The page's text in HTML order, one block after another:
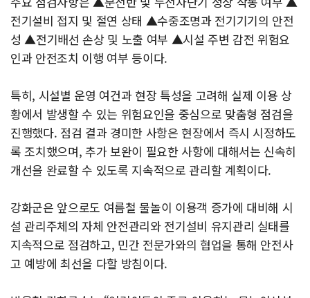
전기설비 접지 및 절연 상태 ▲수중조명과 전기기기의 안전
성 ▲전기배선 손상 및 노출 여부 ▲시설 주변 감전 위험요
인과 안전조치 이행 여부 등이다.
특히, 시설별 운영 여건과 현장 특성을 고려해 실제 이용 상
황에서 발생할 수 있는 위험요인을 중심으로 맞춤형 점검을
진행했다. 점검 결과 경미한 사항은 현장에서 즉시 시정하도
록 조치했으며, 추가 보완이 필요한 사항에 대해서는 신속히
개선을 완료할 수 있도록 지속적으로 관리할 계획이다.
강화군은 앞으로도 여름철 물놀이 이용객 증가에 대비해 시
설 관리주체의 자체 안전관리와 전기설비 유지관리 실태를
지속적으로 점검하고, 민간 전문가와의 협업을 통해 안전사
고 예방에 최선을 다할 방침이다.